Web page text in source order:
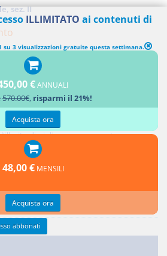
sez. II
i controlli sui soggetti e sull'oggetto dell'atto
disciplinare conseguente
acquirente e ipoteche sul bene
ILLIMITATO ai contenuti di
su 3 visualizzazioni gratuite questa settimana.
€ANNUALI
570.00€, risparmi il 21%!
Acquista ora
48,00 € MENSILI
Acquista ora
abbonati